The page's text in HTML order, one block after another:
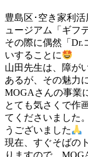
豊島区･空き家利
ュージアム「ギフ
その際に偶然「Dr.
いすることに
山田先生は、障が
あるが、その魅力
MOGAさんの事業
とても気さくで作
てくださいました
うございました
現在、すぐそばの
りますので、